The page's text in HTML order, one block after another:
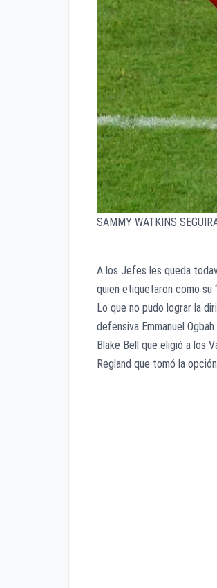
SAMMY WATKINS
A los Jefes les queda
quien etiquetaron como su
Lo que no pudo lograr la
defensiva Emmanuel
Blake Bell que eligió a los
Regland que tomó la